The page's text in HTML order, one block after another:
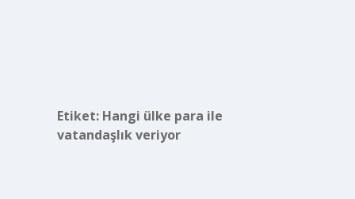
Etiket: Hangi ülke para ile
vatandaşlık veriyor